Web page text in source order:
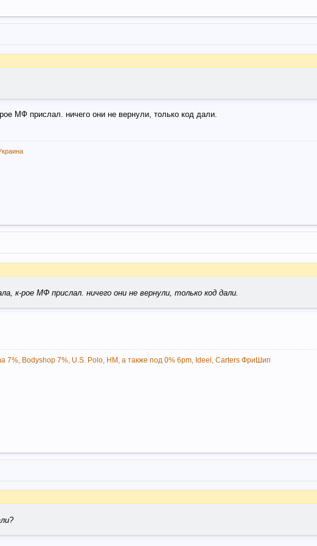
МФ прислал. ничего они не вернули, только код дали.
к-рое МФ прислал. ничего они не вернули, только код дали.
7%, Bodyshop 7%, U.S. Polo, НМ, а также под 0% 6pm, Ideel, Carters ФриШип